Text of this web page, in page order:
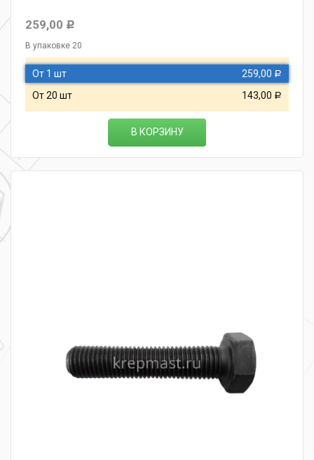
259,00 Р
В упаковке 20
От 1 шт 259,00 Р
От 20 шт 143,00 Р
В КОРЗИНУ